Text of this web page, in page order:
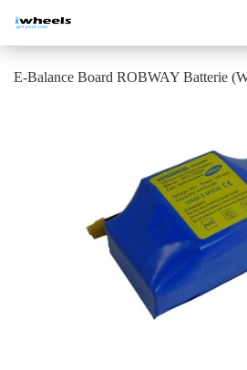
E-Balance Board ROBWAY Batterie